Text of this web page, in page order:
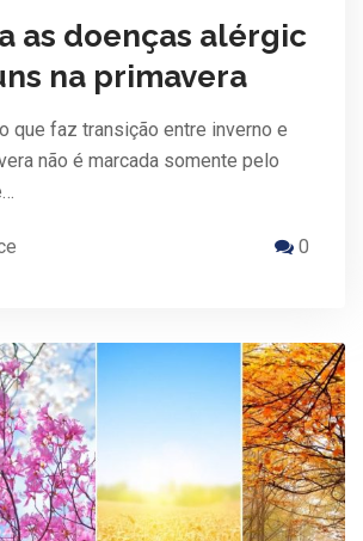
as doenças alérgic
na primavera
que faz transição entre inverno e
não é marcada somente pelo
0